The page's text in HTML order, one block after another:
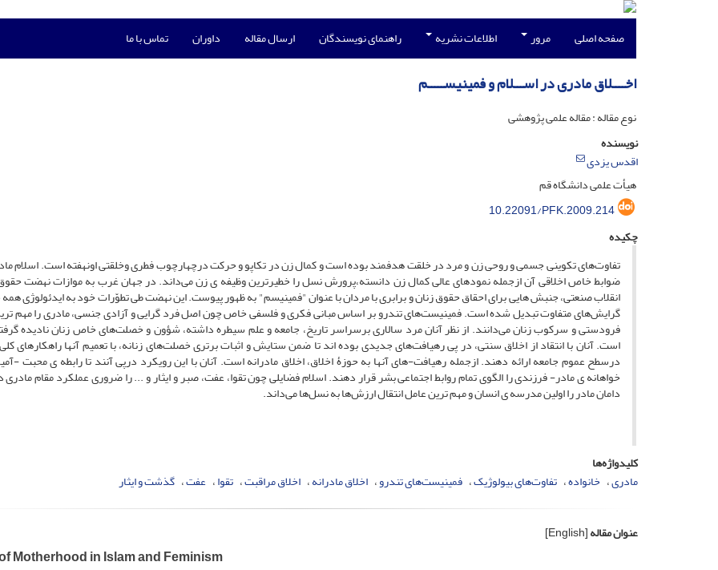
صفحه اصلی مرور اطلاعات نشریه راهنمای نویسندگان ارسال مقاله داوران تماس با ما
اخــــلاق مادری در اســـلام و فمینیســـــم
نوع مقاله : مقاله علمی پژوهشی
نویسنده
اقدس یزدی
هیأت علمی دانشگاه قم
10.22091/PFK.2009.214
چکیده
تفاوت‌های تکوینی جسمی و روحی زن و مرد در خلقت هدفمند بوده است و کمال زن در تکاپو و حرکت درچهارچوب فطری وخلقتی اونهفته است. اسلام
ضوابط خاص اخلاقی آن ازجمله نمودهای عالی کمال زن دانسته،پرورش نسل را خطیرترین وظیفه ی زن می‌داند. در جهان غرب به موازات نهضت
انقلاب صنعتی، جنبش هایی برای احقاق حقوق زنان و برابری با مردان با عنوان "فمینیسم" به ظهور پیوست. این نهضت طی تطوّرات خود به ایدئولوژی همه
گرایش‌های متفاوت تبدیل شده است. فمینیست‌های تندرو بر اساس مبانی فکری و فلسفی خاص چون اصل فرد گرایی و آزادی جنسی، مادری را مهم
فرودستی و سرکوب زنان می‌دانند. از نظر آنان مرد سالاری برسراسر تاریخ، جامعه و علم سیطره داشته، شؤون و خصلت‌های خاص زنان نادیده
است. آنان با انتقاد از اخلاق سنتی، در پی رهیافت‌های جدیدی بوده اند تا ضمن ستایش و اثبات برتری خصلت‌های زنانه، با تعمیم آنها راهکارهای
درسطح عموم جامعه ارائه دهند. ازجمله رهیافت-‌های آنها به حوزۀ اخلاق، اخلاق مادرانه است. آنان با این رویکرد درپی آنند تا رابطه ی محبت -
خواهانه ی مادر- فرزندی را الگوی تمام روابط اجتماعی بشر قرار دهند. اسلام فضایلی چون تقوا، عفت، صبر و ایثار و ... را ضروری عملکرد مقام مادری
دامان مادر را اولین مدرسه ی انسان و مهم ترین عامل انتقال ارزش‌ها به نسل‌ها می‌داند.
کلیدواژه‌ها
مادری خانواده تفاوت‌های بیولوژیک فمینیست‌های تندرو اخلاق مادرانه اخلاق مراقبت تقوا عفت گذشت و ایثار
عنوان مقاله[English]
Motherhood in Islam and Feminism